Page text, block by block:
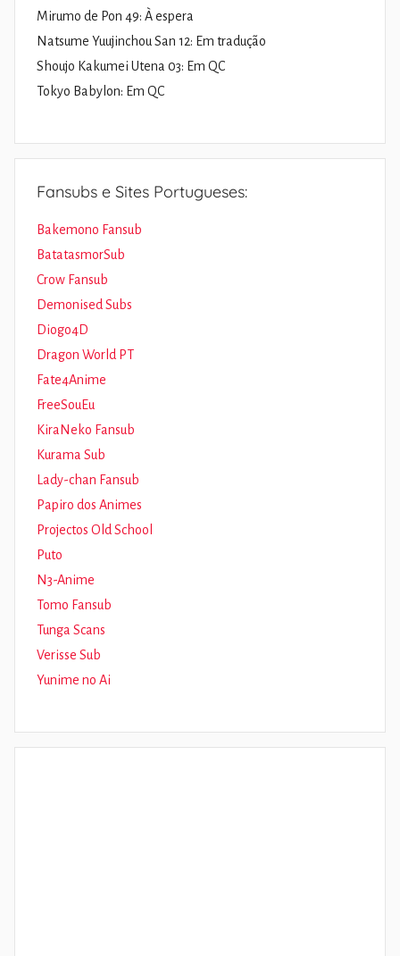
Mirumo de Pon 49: À espera
Natsume Yuujinchou San 12: Em tradução
Shoujo Kakumei Utena 03: Em QC
Tokyo Babylon: Em QC
Fansubs e Sites Portugueses:
Bakemono Fansub
BatatasmorSub
Crow Fansub
Demonised Subs
Diogo4D
Dragon World PT
Fate4Anime
FreeSouEu
KiraNeko Fansub
Kurama Sub
Lady-chan Fansub
Papiro dos Animes
Projectos Old School
Puto
N3-Anime
Tomo Fansub
Tunga Scans
Verisse Sub
Yunime no Ai